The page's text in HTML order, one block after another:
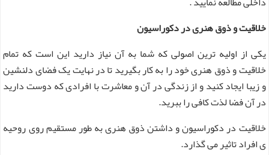
خلاقیت و ذوق هنری در دکوراسیون
یکی از اولیه ترین اصولی که شما به آن نیاز دارید این است که تمام
خلاقیت و ذوق هنری خود را به کار بگیرید تا در نهایت یک فضای دلنشین
و زیبا ایجاد کنید و از زندگی در آن و معاشرت با افرادی که دوست دارید
در آن فضا لذت کافی را ببرید.
خلاقیت در دکوراسیون و داشتن ذوق هنری به طور مستقیم روی روحیه
ی افراد تاثیر می گذارد.